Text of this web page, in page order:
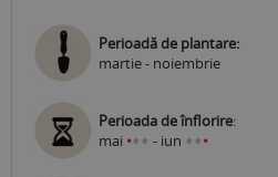
Perioadă de plantare:
martie - noiembrie
Perioada de înflorire:
mai ••• - iun •••